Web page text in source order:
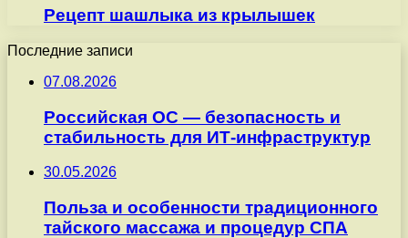
Рецепт шашлыка из крылышек
Последние записи
07.08.2026
Российская ОС — безопасность и
стабильность для ИТ-инфраструктур
30.05.2026
Польза и особенности традиционного
тайского массажа и процедур СПА